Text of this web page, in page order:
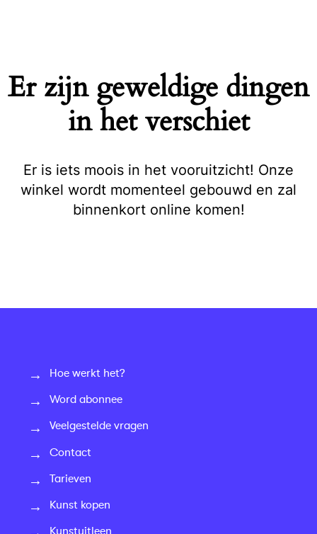
Er zijn geweldige dingen
in het verschiet
Er is iets moois in het vooruitzicht! Onze
winkel wordt momenteel gebouwd en zal
binnenkort online komen!
Hoe werkt het?
Word abonnee
Veelgestelde vragen
Contact
Tarieven
Kunst kopen
Kunstuitleen